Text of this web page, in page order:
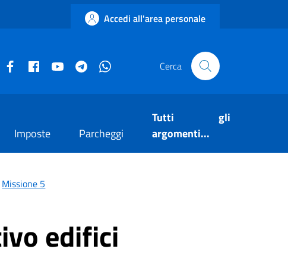
Accedi all'area personale
Facebook istituzionale
Facebook museo civico
YouTube Telegram Cerca
Imposte Parcheggi
Tutti gli
argomenti...
Missione 5
edifici